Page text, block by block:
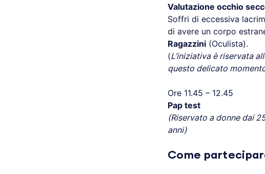
Valutazione occhio
Soffri di eccessiva
di avere un corpo
Ragazzini (Oculista).
(L’iniziativa è riservata
questo delicato
Ore 11.45 – 12.45
Pap test
(Riservato a donne dai
anni)
Come